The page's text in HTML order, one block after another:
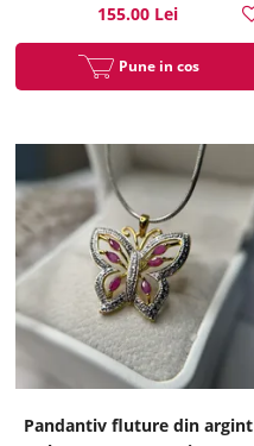
155.00 Lei
Pune in cos
Pandantiv fluture din argint